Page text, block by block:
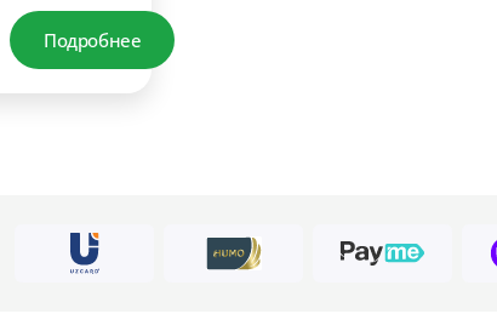
Подробнее